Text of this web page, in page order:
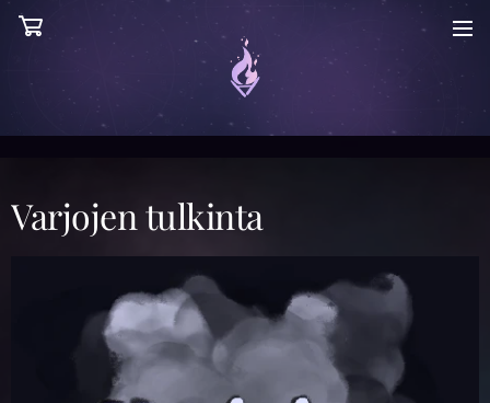
Varjojen tulkinta